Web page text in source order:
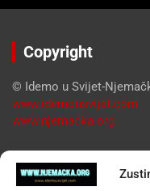
Copyright
© Idemo u Svijet-
www.idemousvijet.com
www.njemacka.org
Pregled